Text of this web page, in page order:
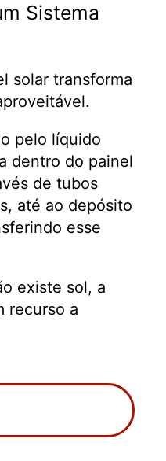
Sistema
solar transforma
pelo líquido
dentro do painel
de tubos
até ao depósito
esse
existe sol, a
recurso a